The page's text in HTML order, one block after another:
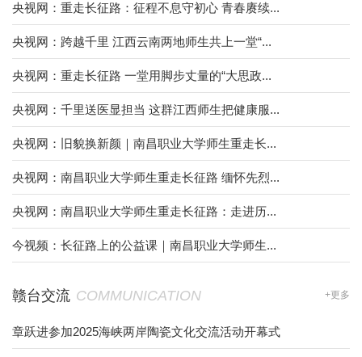
央视网：重走长征路：征程不息守初心 青春赓续...
央视网：跨越千里 江西云南两地师生共上一堂“...
央视网：重走长征路 一堂用脚步丈量的“大思政...
央视网：千里送医显担当 这群江西师生把健康服...
央视网：旧貌换新颜｜南昌职业大学师生重走长...
央视网：南昌职业大学师生重走长征路 缅怀先烈...
央视网：南昌职业大学师生重走长征路：走进历...
今视频：长征路上的公益课｜南昌职业大学师生...
赣台交流 COMMUNICATION +更多
章跃进参加2025海峡两岸陶瓷文化交流活动开幕式